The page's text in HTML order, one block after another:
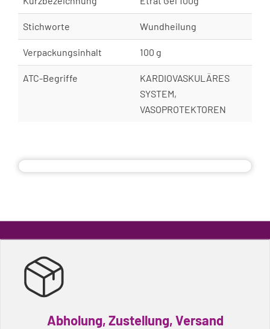
Stichworte Wundheilung
Verpackungsinhalt 100 g
ATC-Begriffe
KARDIOVASKULÄRES
SYSTEM,
VASOPROTEKTOREN
Abholung, Zustellung, Versand